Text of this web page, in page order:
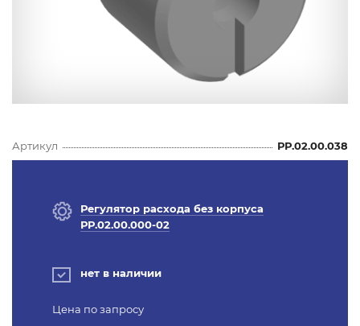
Артикул РР.02.00.038
Регулятор расхода без корпуса
РР.02.00.000-02
нет в наличии
Цена по запросу